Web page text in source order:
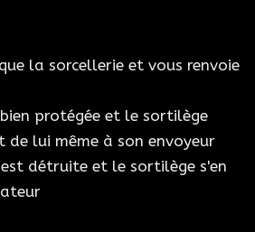
la sorcellerie et vous renvoie
protégée et le sortilège
de lui même à son envoyeur
détruite et le sortilège s'en